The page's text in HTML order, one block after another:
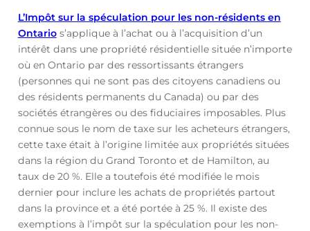
L’Impôt sur la spéculation pour les non-résidents en
Ontario s’applique à l’achat ou à l’acquisition d’un
intérêt dans une propriété résidentielle située n’importe
où en Ontario par des ressortissants étrangers
(personnes qui ne sont pas des citoyens canadiens ou
des résidents permanents du Canada) ou par des
sociétés étrangères ou des fiduciaires imposables. Plus
connue sous le nom de taxe sur les acheteurs étrangers,
cette taxe était à l’origine limitée aux propriétés situées
dans la région du Grand Toronto et de Hamilton, au
taux de 20 %. Elle a toutefois été modifiée le mois
dernier pour inclure les achats de propriétés partout
dans la province et a été portée à 25 %. Il existe des
exemptions à l’impôt sur la spéculation pour les non-